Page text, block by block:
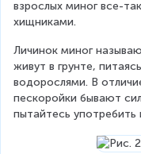
взрослых миног все-
хищниками.
Личинок миног
живут в грунте,
водорослями. В
пескоройки бывают
пытайтесь употребить